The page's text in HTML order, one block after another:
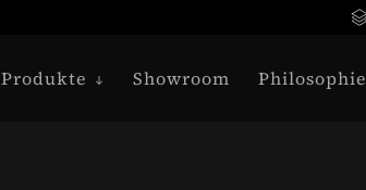
Produkte Showroom Philosophie